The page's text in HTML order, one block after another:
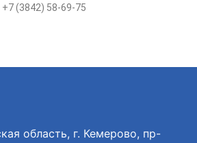
+7 (3842) 58-69-75
область, г. Кемерово, пр-